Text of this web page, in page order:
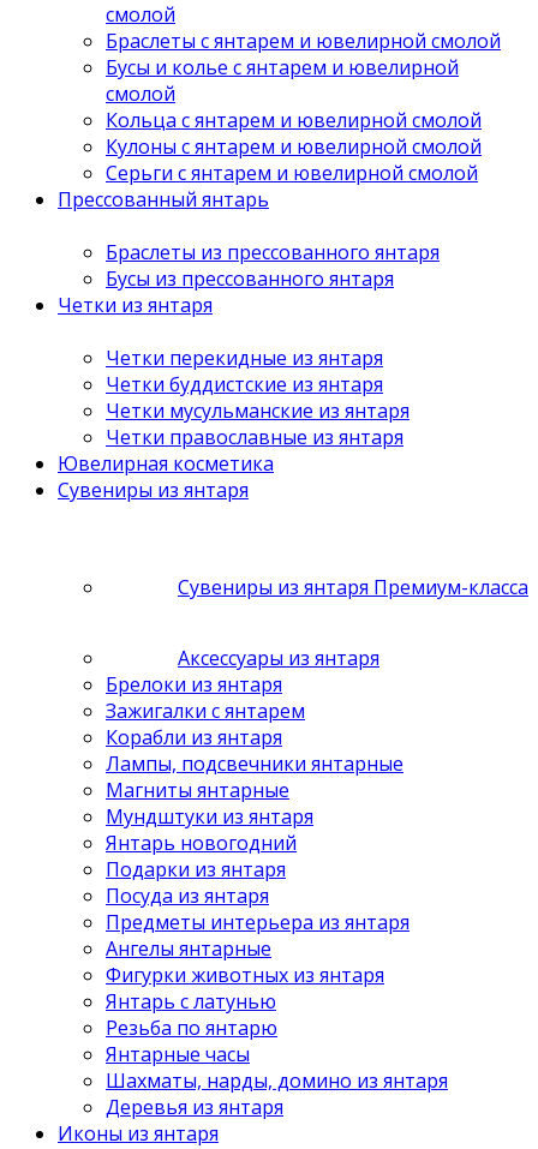
смолой
Браслеты с янтарем и ювелирной смолой
Бусы и колье с янтарем и ювелирной
смолой
Кольца с янтарем и ювелирной смолой
Кулоны с янтарем и ювелирной смолой
Серьги с янтарем и ювелирной смолой
Прессованный янтарь
Браслеты из прессованного янтаря
Бусы из прессованного янтаря
Четки из янтаря
Четки перекидные из янтаря
Четки буддистские из янтаря
Четки мусульманские из янтаря
Четки православные из янтаря
Ювелирная косметика
Сувениры из янтаря
Сувениры из янтаря Премиум-класса
Аксессуары из янтаря
Брелоки из янтаря
Зажигалки с янтарем
Корабли из янтаря
Лампы, подсвечники янтарные
Магниты янтарные
Мундштуки из янтаря
Янтарь новогодний
Подарки из янтаря
Посуда из янтаря
Предметы интерьера из янтаря
Ангелы янтарные
Фигурки животных из янтаря
Янтарь с латунью
Резьба по янтарю
Янтарные часы
Шахматы, нарды, домино из янтаря
Деревья из янтаря
Иконы из янтаря